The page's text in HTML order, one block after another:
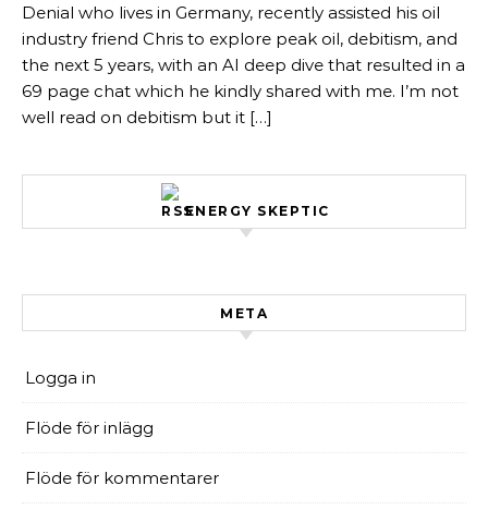
Denial who lives in Germany, recently assisted his oil
industry friend Chris to explore peak oil, debitism, and
the next 5 years, with an AI deep dive that resulted in a
69 page chat which he kindly shared with me. I’m not
well read on debitism but it […]
ENERGY SKEPTIC
META
Logga in
Flöde för inlägg
Flöde för kommentarer